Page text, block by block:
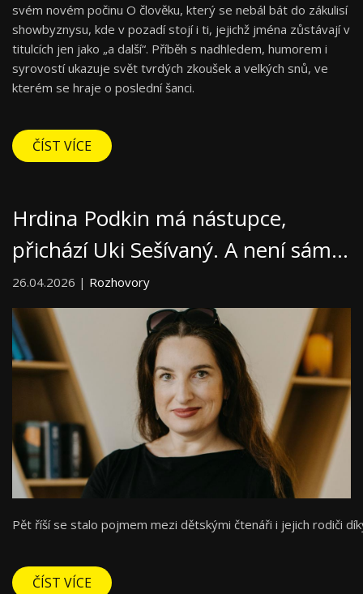
svém novém počinu O člověku, který se nebál bát do zákulisí
showbyznysu, kde v pozadí stojí i ti, jejichž jména zůstávají v
titulcích jen jako „a další“. Příběh s nadhledem, humorem i
syrovostí ukazuje svět tvrdých zkoušek a velkých snů, ve
kterém se hraje o poslední šanci.
ČÍST VÍCE
Hrdina Podkin má nástupce,
přichází Uki Sešívaný. A není sám…
26.04.2026 | Rozhovory
Pět říší se stalo pojmem mezi dětskými čtenáři i jejich rodiči
ČÍST VÍCE